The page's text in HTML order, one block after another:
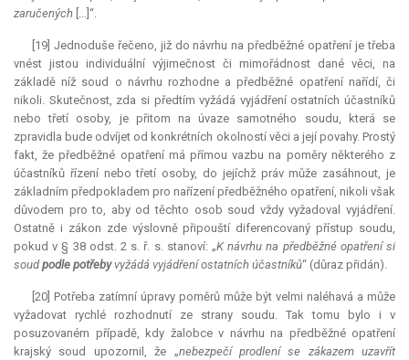
zaručených […]“.
[19] Jednoduše řečeno, již do návrhu na předběžné opatření je třeba
vnést jistou individuální výjimečnost či mimořádnost dané věci, na
základě níž soud o návrhu rozhodne a předběžné opatření nařídí, či
nikoli. Skutečnost, zda si předtím vyžádá vyjádření ostatních účastníků
nebo třetí osoby, je přitom na úvaze samotného soudu, která se
zpravidla bude odvíjet od konkrétních okolností věci a její povahy. Prostý
fakt, že předběžné opatření má přímou vazbu na poměry některého z
účastníků řízení nebo třetí osoby, do jejíchž práv může zasáhnout, je
základním předpokladem pro nařízení předběžného opatření, nikoli však
důvodem pro to, aby od těchto osob soud vždy vyžadoval vyjádření.
Ostatně i zákon zde výslovně připouští diferencovaný přístup soudu,
pokud v § 38 odst. 2 s. ř. s. stanoví: „K návrhu na předběžné opatření si
soud podle potřebyvyžádá vyjádření ostatních účastníků“ (důraz přidán).
[20] Potřeba zatímní úpravy poměrů může být velmi naléhavá a může
vyžadovat rychlé rozhodnutí ze strany soudu. Tak tomu bylo i v
posuzovaném případě, kdy žalobce v návrhu na předběžné opatření
krajský soud upozornil, že „nebezpečí prodlení se zákazem uzavřít